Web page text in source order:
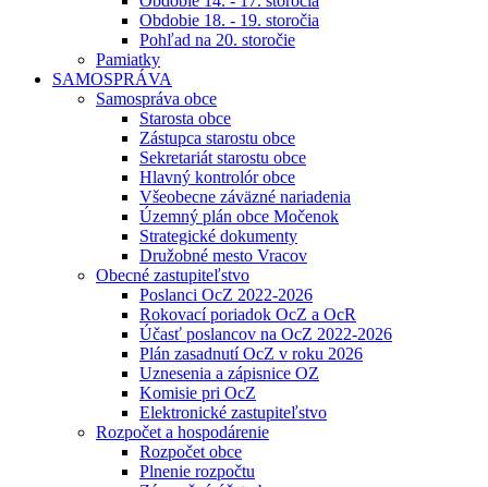
Obdobie 18. - 19. storočia
Pohľad na 20. storočie
Pamiatky
SAMOSPRÁVA
Samospráva obce
Starosta obce
Zástupca starostu obce
Sekretariát starostu obce
Hlavný kontrolór obce
Všeobecne záväzné nariadenia
Územný plán obce Močenok
Strategické dokumenty
Družobné mesto Vracov
Obecné zastupiteľstvo
Poslanci OcZ 2022-2026
Rokovací poriadok OcZ a OcR
Účasť poslancov na OcZ 2022-2026
Plán zasadnutí OcZ v roku 2026
Uznesenia a zápisnice OZ
Komisie pri OcZ
Elektronické zastupiteľstvo
Rozpočet a hospodárenie
Rozpočet obce
Plnenie rozpočtu